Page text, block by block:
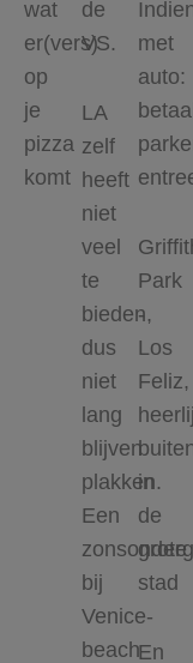
wat
er(vers)
op
je
pizza
komt
de
VS.
LA
zelf
heeft
niet
veel
te
bieden,
dus
niet
lang
blijven
plakken.
Een
bij
Venice-
beach
met
auto:
Park
-
Los
Feliz,
in
de
grote
stad
En